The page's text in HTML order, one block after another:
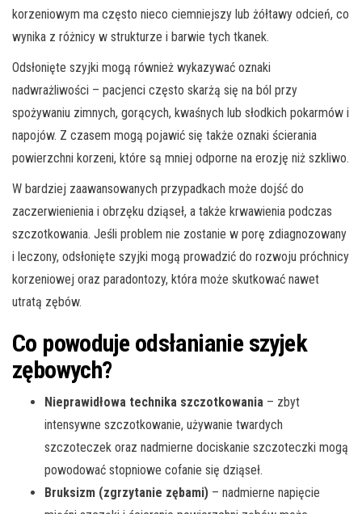
korzeniowym ma często nieco ciemniejszy lub żółtawy odcień, co
wynika z różnicy w strukturze i barwie tych tkanek.
Odsłonięte szyjki mogą również wykazywać oznaki
nadwrażliwości – pacjenci często skarżą się na ból przy
spożywaniu zimnych, gorących, kwaśnych lub słodkich pokarmów i
napojów. Z czasem mogą pojawić się także oznaki ścierania
powierzchni korzeni, które są mniej odporne na erozję niż szkliwo.
W bardziej zaawansowanych przypadkach może dojść do
zaczerwienienia i obrzęku dziąseł, a także krwawienia podczas
szczotkowania. Jeśli problem nie zostanie w porę zdiagnozowany
i leczony, odsłonięte szyjki mogą prowadzić do rozwoju próchnicy
korzeniowej oraz paradontozy, która może skutkować nawet
utratą zębów.
Co powoduje odsłanianie szyjek
zębowych?
Nieprawidłowa technika szczotkowania – zbyt
intensywne szczotkowanie, używanie twardych
szczoteczek oraz nadmierne dociskanie szczoteczki mogą
powodować stopniowe cofanie się dziąseł.
Bruksizm (zgrzytanie zębami) – nadmierne napięcie